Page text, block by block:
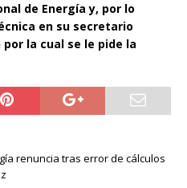
de Energía y, por lo
en su secretario
la cual se le pide la
renuncia tras error de cálculos